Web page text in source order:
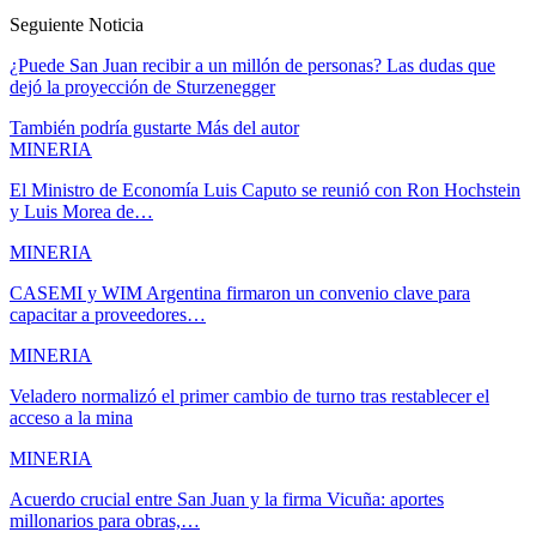
Seguiente Noticia
¿Puede San Juan recibir a un millón de personas? Las dudas que
dejó la proyección de Sturzenegger
También podría gustarte Más del autor
MINERIA
El Ministro de Economía Luis Caputo se reunió con Ron Hochstein
y Luis Morea de…
MINERIA
CASEMI y WIM Argentina firmaron un convenio clave para
capacitar a proveedores…
MINERIA
Veladero normalizó el primer cambio de turno tras restablecer el
acceso a la mina
MINERIA
Acuerdo crucial entre San Juan y la firma Vicuña: aportes
millonarios para obras,…